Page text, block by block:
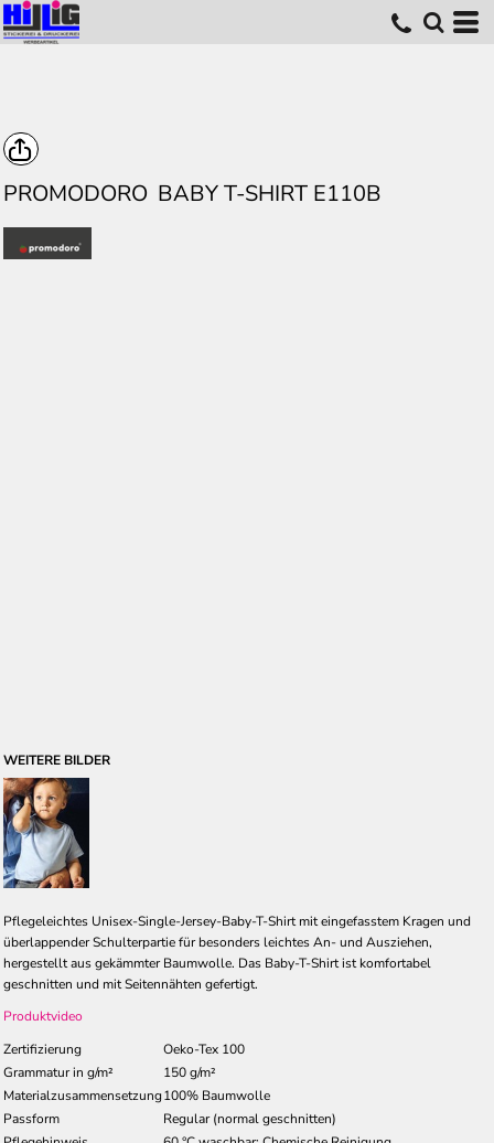
PROMODORO BABY T-SHIRT E110B
WEITERE BILDER
Pflegeleichtes Unisex-Single-Jersey-Baby-T-Shirt mit eingefasstem Kragen und
überlappender Schulterpartie für besonders leichtes An- und Ausziehen,
hergestellt aus gekämmter Baumwolle. Das Baby-T-Shirt ist komfortabel
geschnitten und mit Seitennähten gefertigt.
Produktvideo
Zertifizierung
Oeko-Tex 100
Grammatur in g/m²
150 g/m²
Materialzusammensetzung100% Baumwolle
Passform
Regular (normal geschnitten)